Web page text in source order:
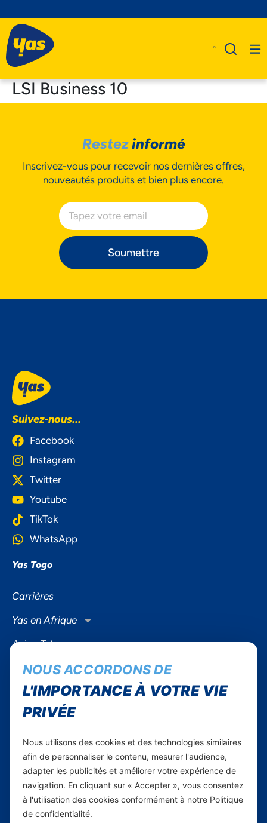
Business
Assistance
LSI Business 10
Restezinformé
Inscrivez-vous pour recevoir nos dernières offres,
nouveautés produits et bien plus encore.
Soumettre
Suivez-nous...
Facebook
Instagram
Twitter
Youtube
TikTok
WhatsApp
Yas Togo
Carrières
Yas en Afrique
Axian Telecom
Services
Services Mobiles
Internet Résidentiel
Business
Smartphones
Informations utiles
À propos de Yas FAQ
NOUS ACCORDONS DE
L'IMPORTANCE À VOTRE VIE
PRIVÉE
Nous utilisons des cookies et des technologies similaires
afin de personnaliser le contenu, mesurer l'audience,
adapter les publicités et améliorer votre expérience de
navigation. En cliquant sur « Accepter », vous consentez
à l'utilisation des cookies conformément à notre Politique
de confidentialité.